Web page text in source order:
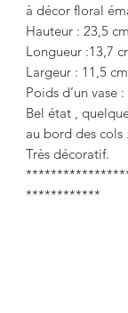
à décor floral
Hauteur : 23,5 cm
Longueur :13,7
Largeur : 11,5 cm
Poids d’un vase
Bel état ,
au bord des cols .
Très décoratif.
************